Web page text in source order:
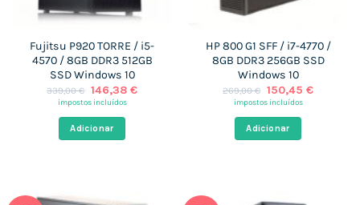
Fujitsu P920 TORRE / i5-
4570 / 8GB DDR3 512GB
SSD Windows 10
339,00€ O
preço
era:
339,00 €.
146,38 €O
impostos incluídos
Adicionar
HP 800 G1 SFF / i7-4770 /
8GB DDR3 256GB SSD
Windows 10
269,00€ O
preço
era:
269,00 €.
150,45 €O
impostos incluídos
Adicionar